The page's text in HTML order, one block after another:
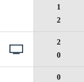
1
2
2
0
0